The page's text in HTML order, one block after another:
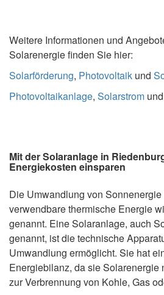
Weitere Informationen und
Solarenergie finden Sie hier:
Solarförderung, Photovoltaik und
Photovoltaikanlage, Solarstrom und
Mit der Solaranlage in
Energiekosten einsparen
Die Umwandlung von Sonnenergie
verwendbare thermische Energie
genannt. Eine Solaranlage, auch
genannt, ist die technische
Umwandlung ermöglicht. Sie hat
Energiebilanz, da sie Solarenergie
zur Verbrennung von Kohle, Gas